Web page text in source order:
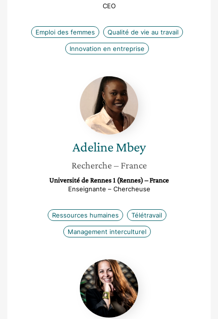
CEO
Emploi des femmes Qualité de vie au travail
Innovation en entreprise
Adeline
Mbey
Adeline Mbey
Recherche – France
Université de Rennes 1 (Rennes) – France
Enseignante – Chercheuse
Ressources humaines Télétravail
Management interculturel
Charlotte
Courtois